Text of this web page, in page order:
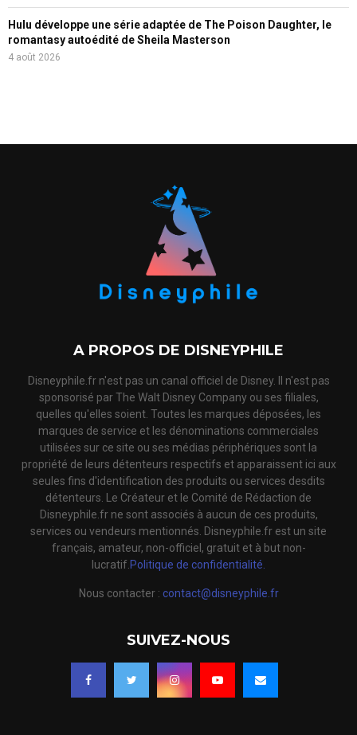
Hulu développe une série adaptée de The Poison Daughter, le
romantasy autoédité de Sheila Masterson
4 août 2026
A PROPOS DE DISNEYPHILE
Disneyphile.fr n'est pas un canal officiel de Disney. Il n'est pas
sponsorisé par The Walt Disney Company ou ses filiales,
quelles qu'elles soient. Toutes les marques déposées, les
marques de service et les dénominations commerciales
utilisées sur ce site ou ses médias périphériques sont la
propriété de leurs détenteurs respectifs et apparaissent ici aux
seules fins d'identification des produits ou services desdits
détenteurs. Le Créateur et le Comité de Rédaction de
Disneyphile.fr ne sont associés à aucun de ces produits,
services ou vendeurs mentionnés. Disneyphile.fr est un site
français, amateur, non-officiel, gratuit et à but non-
lucratif.Politique de confidentialité.
Nous contacter : contact@disneyphile.fr
SUIVEZ-NOUS